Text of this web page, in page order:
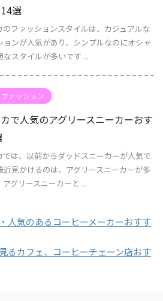
選
のファッションスタイルは、カジュアルな
ョンが人気があり、シンプルなのにオシャ
なスタイルが多いです ...
ァッション
で人気のアグリースニーカーおす
では、以前からダッドスニーカーが人気で
近見かけるのは、アグリースニーカーが多
アグリースニーカーと ...
人気のあるコーヒーメーカーおすす
るカフェ、コーヒーチェーン店おす